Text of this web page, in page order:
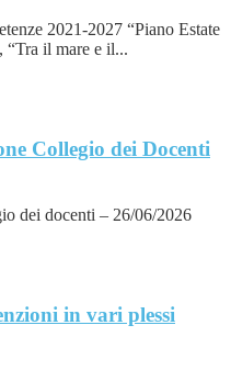
2021-2027 “Piano Estate
“Tra il mare e il...
Collegio dei Docenti
dei docenti – 26/06/2026
in vari plessi